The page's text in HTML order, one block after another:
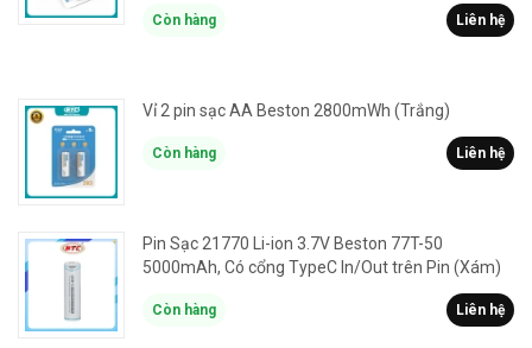
Còn hàng Liên hệ
Vỉ 2 pin sạc AA Beston 2800mWh (Trắng)
Còn hàng Liên hệ
Pin Sạc 21770 Li-ion 3.7V Beston 77T-50
5000mAh, Có cổng TypeC In/Out trên Pin (Xám)
Còn hàng Liên hệ